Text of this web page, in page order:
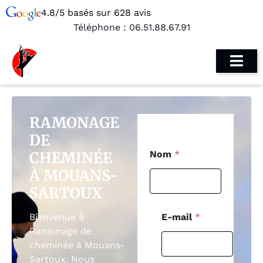
4.8/5 basés sur 628 avis
Téléphone : 06.51.88.67.91
RAMONAGE
DE
CHEMINÉE
À MOUANS-
SARTOUX
Bienvenue à
Ramonage de
cheminée à Mouans-
Sartoux. Nous
Nom *
E-mail *